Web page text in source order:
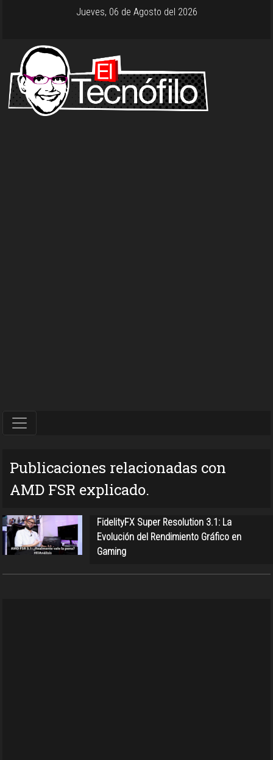
Jueves, 06 de Agosto del 2026
Publicaciones relacionadas con
AMD FSR explicado.
FidelityFX Super Resolution 3.1: La
Evolución del Rendimiento Gráfico en
Gaming